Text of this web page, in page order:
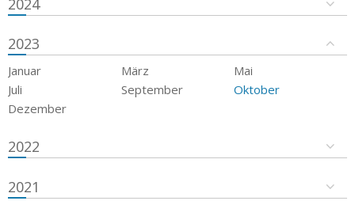
2023
Januar März
Mai
Juli
September
Oktober
Dezember
2022
2021